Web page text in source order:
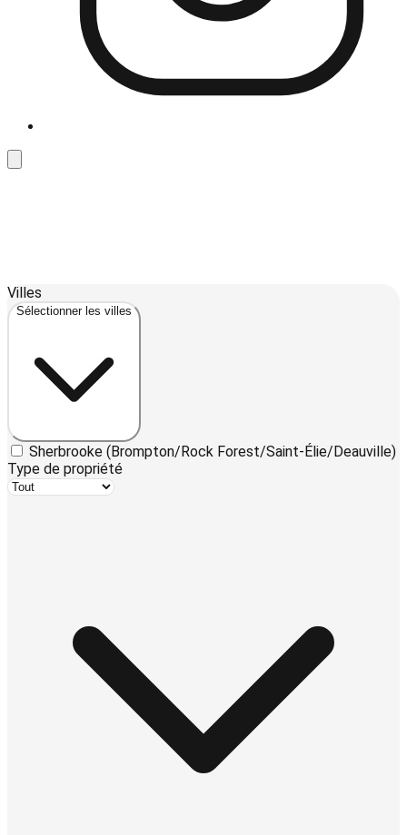
+
Villes
Sélectionner les villes
Sherbrooke (Brompton/Rock Forest/Saint-Élie/Deauville)
Type de propriété